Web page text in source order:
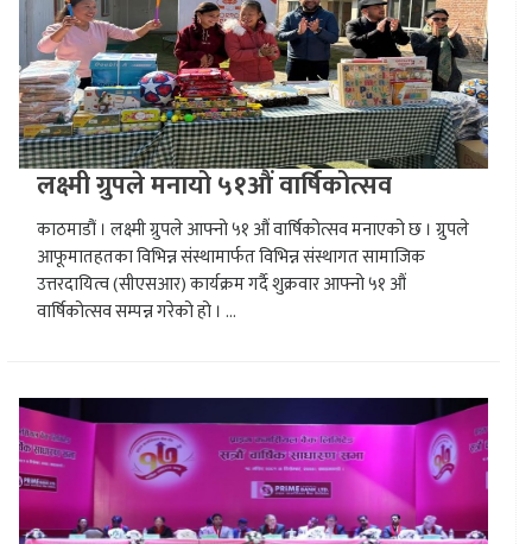
लक्ष्मी ग्रुपले मनायो ५१औं वार्षिकोत्सव
काठमाडौं । लक्ष्मी ग्रुपले आफ्नो ५१ औं वार्षिकोत्सव मनाएको छ । ग्रुपले
आफूमातहतका विभिन्न संस्थामार्फत विभिन्न संस्थागत सामाजिक
उत्तरदायित्व (सीएसआर) कार्यक्रम गर्दै शुक्रवार आफ्नो ५१ औं
वार्षिकोत्सव सम्पन्न गरेको हो । ...